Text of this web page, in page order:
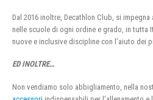
Dal 2016 inoltre, Decathlon Club, si
nelle scuole di ogni ordine e grado, in tutta
nuove e inclusive discipline con l’aiuto dei
ED INOLTRE…
Non vendiamo solo abbigliamento, nella